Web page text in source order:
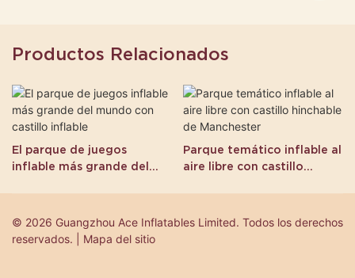
Productos Relacionados
El parque de juegos
inflable más grande del
Parque temático inflable al
aire libre con castillo
© 2026 Guangzhou Ace Inflatables Limited. Todos los derechos
reservados. | Mapa del sitio